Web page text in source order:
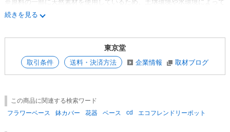
※原料の一部に天然素材を使用しているため、土壌環境や水環境によって
生分解が始まり、形状が変わることがあります。
また、色が変化する可能性があります。
続きを見る
東京堂
取引条件 送料・決済方法 企業情報 取材ブログ
この商品に関連する検索ワード
フラワーベース
鉢カバー 花器 ベース cd エコフレンドリーポット